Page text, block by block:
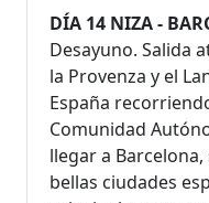
DÍA 14 NIZA -
Desayuno. Salida
la Provenza y el
España
Comunidad
llegar a
bellas ciudades